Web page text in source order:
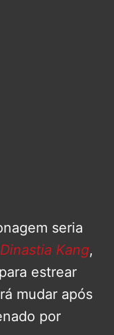
seria
Kang,
estrear
mudar após
por